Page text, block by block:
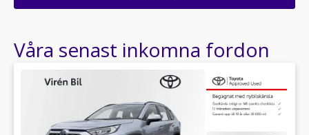
Våra senast inkomna fordon